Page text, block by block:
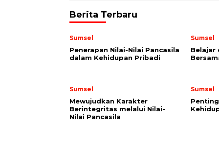
Berita Terbaru
Sumsel
Penerapan Nilai-Nilai Pancasila
dalam Kehidupan Pribadi
Sumsel
Belajar
Sumsel
Mewujudkan Karakter
Berintegritas melalui Nilai-
Nilai Pancasila
Sumsel